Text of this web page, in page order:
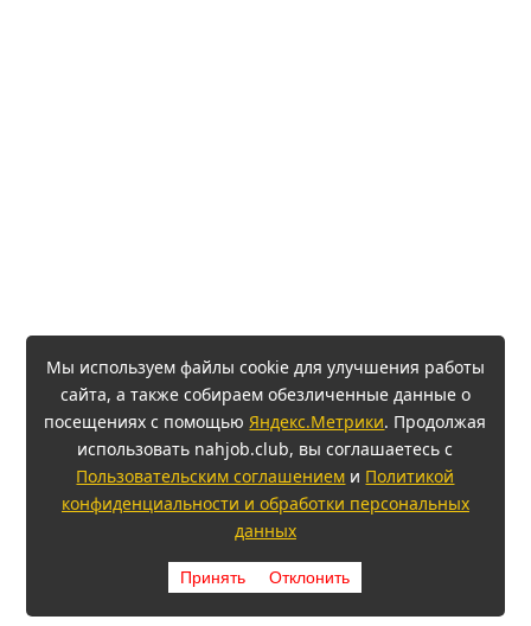
Мы используем файлы cookie для улучшения работы
сайта, а также собираем обезличенные данные о
посещениях с помощьюЯндекс.Метрики. Продолжая
использовать nahjob.club, вы соглашаетесь с
Пользовательским соглашением и Политикой
конфиденциальности и обработки персональных
данных
Принять Отклонить